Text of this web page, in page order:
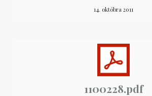
14. októbra 2011
1100228.pdf